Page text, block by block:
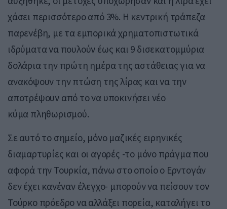
χάσει περισσότερο από 3%. Η κεντρική τράπεζα
παρενέβη, με τα εμπορικά χρηματοπιστωτικά
ιδρύματα να πουλούν έως και 9 δισεκατομμύρια
δολάρια την πρώτη ημέρα της αστάθειας για να
ανακόψουν την πτώση της λίρας και να την
αποτρέψουν από το να υποκινήσει νέο
κύμα πληθωρισμού.
Σε αυτό το σημείο, μόνο μαζικές ειρηνικές
διαμαρτυρίες και οι αγορές -το μόνο πράγμα που
αφορά την Τουρκία, πάνω στο οποίο ο Ερντογάν
δεν έχει κανέναν έλεγχο- μπορούν να πείσουν τον
Τούρκο πρόεδρο να αλλάξει πορεία, καταλήγει το